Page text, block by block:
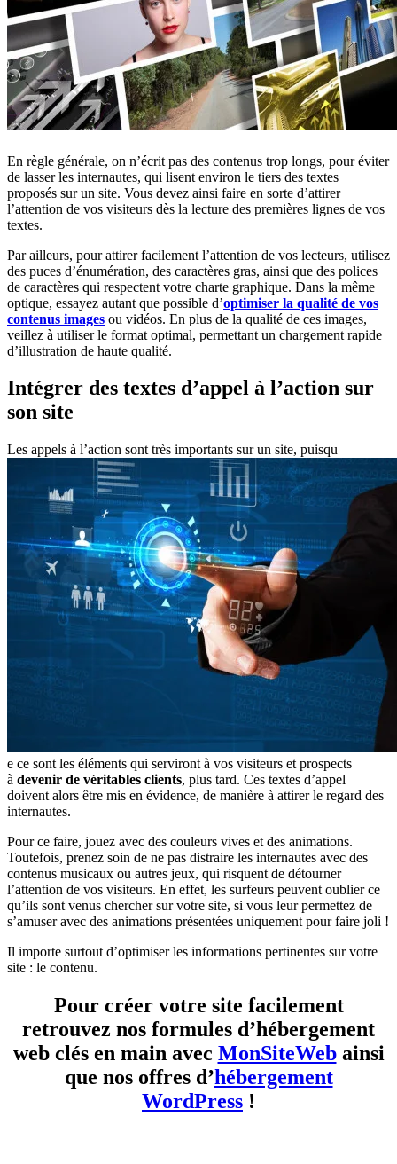
En règle générale, on n’écrit pas des contenus trop longs, pour éviter
de lasser les internautes, qui lisent environ le tiers des textes
proposés sur un site. Vous devez ainsi faire en sorte d’attirer
l’attention de vos visiteurs dès la lecture des premières lignes de vos
textes.
Par ailleurs, pour attirer facilement l’attention de vos lecteurs, utilisez
des puces d’énumération, des caractères gras, ainsi que des polices
de caractères qui respectent votre charte graphique. Dans la même
optique, essayez autant que possible d’optimiser la qualité de vos
contenus images ou vidéos. En plus de la qualité de ces images,
veillez à utiliser le format optimal, permettant un chargement rapide
d’illustration de haute qualité.
Intégrer des textes d’appel à l’action sur
son site
Les appels à l’action sont très importants sur un site, puisqu
e ce sont les éléments qui serviront à vos visiteurs et prospects
à devenir de véritables clients, plus tard. Ces textes d’appel
doivent alors être mis en évidence, de manière à attirer le regard des
internautes.
Pour ce faire, jouez avec des couleurs vives et des animations.
Toutefois, prenez soin de ne pas distraire les internautes avec des
contenus musicaux ou autres jeux, qui risquent de détourner
l’attention de vos visiteurs. En effet, les surfeurs peuvent oublier ce
qu’ils sont venus chercher sur votre site, si vous leur permettez de
s’amuser avec des animations présentées uniquement pour faire joli !
Il importe surtout d’optimiser les informations pertinentes sur votre
site : le contenu.
Pour créer votre site facilement
retrouvez nos formules d’hébergement
web clés en main avec MonSiteWebainsi
que nos offres d’hébergement
WordPress !